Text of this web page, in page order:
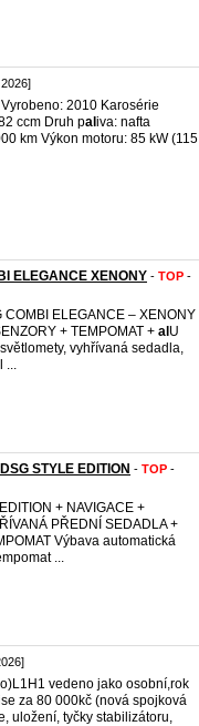
2010 Karosérie
ccm Druh pal iva: nafta
km Výkon motoru: 85 kW (115
ELEGANCE XENONY - TOP -
ELEGANCE – XENONY
+ TEMPOMAT + al U
vyhřívaná sedadla,
...
STYLE EDITION - TOP -
+ NAVIGACE +
PŘEDNÍ SEDADLA +
Výbava automatická
...
vedeno jako osobní,rok
za 80 000kč (nová spojková
uložení, tyčky stabilizátoru,